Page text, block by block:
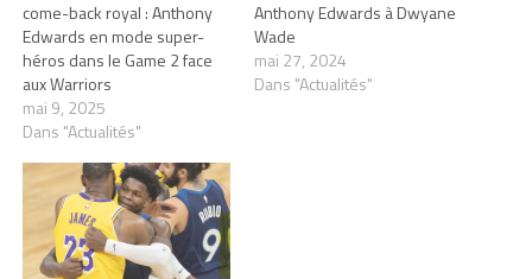
come-back royal : Anthony
Edwards en mode super-
héros dans le Game 2 face
aux Warriors
mai 9, 2025
Dans "Actualités"
Anthony Edwards à Dwyane
Wade
mai 27, 2024
Dans "Actualités"